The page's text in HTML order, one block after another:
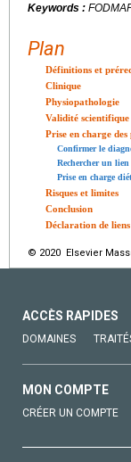
Keywords :
Plan
Définitions et
Clinique
Physiopathologie
Validité scientifique
Prise en charge des
Confirmer le
Rechercher un lien
Prise en charge
Risques et limites
Conclusion
Déclaration de
© 2020 Elsevier
ACCÈS RAPIDES
DOMAINES
MON COMPTE
CRÉER UN COMPTE